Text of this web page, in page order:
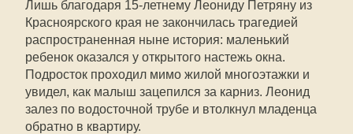
Лишь благодаря 15-летнему Леониду Петряну из
Красноярского края не закончилась трагедией
распространенная ныне история: маленький
ребенок оказался у открытого настежь окна.
Подросток проходил мимо жилой многоэтажки и
увидел, как малыш зацепился за карниз. Леонид
залез по водосточной трубе и втолкнул младенца
обратно в квартиру.